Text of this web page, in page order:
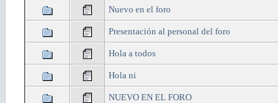
Nuevo en el foro
Presentación al personal del foro
Hola a todos
Hola ni
NUEVO EN EL FORO